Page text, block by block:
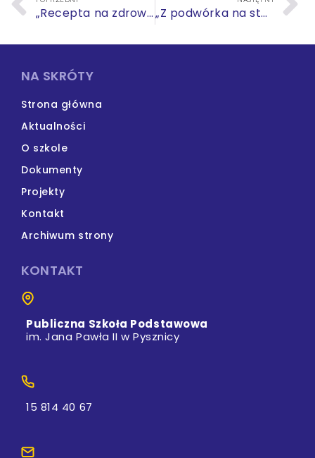
„Recepta na zdrowie – przepis na dobrostan ciała i umysłu” „Z podwórka na stadion o Puchar Tymbarku”
NA SKRÓTY
Strona główna
Aktualności
O szkole
Dokumenty
Projekty
Kontakt
Archiwum strony
KONTAKT
Publiczna Szkoła Podstawowa
im. Jana Pawła II w Pysznicy
15 814 40 67